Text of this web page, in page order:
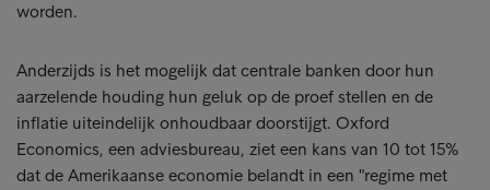
worden.
Anderzijds is het mogelijk dat centrale banken door hun
aarzelende houding hun geluk op de proef stellen en de
inflatie uiteindelijk onhoudbaar doorstijgt. Oxford
Economics, een adviesbureau, ziet een kans van 10 tot 15%
dat de Amerikaanse economie belandt in een "regime met